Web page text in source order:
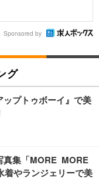
Sponsored by
グ
ップトゥボーイ』で美
真集「MORE MORE
着やランジェリーで美